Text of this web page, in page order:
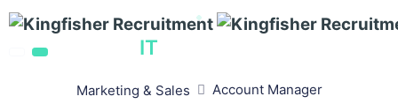
IT
Marketing & Sales Account Manager